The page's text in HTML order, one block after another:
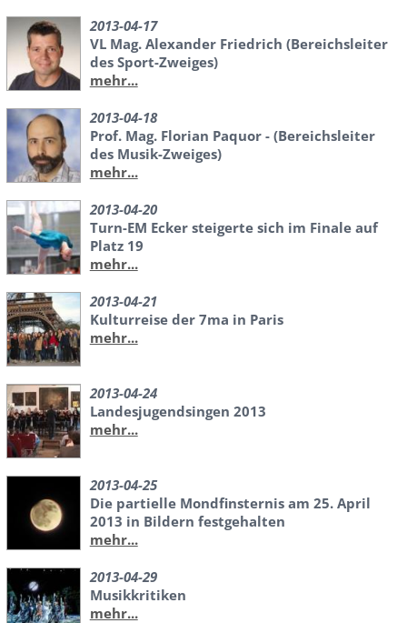
2013-04-17
VL Mag. Alexander Friedrich (Bereichsleiter
des Sport-Zweiges)
mehr...
2013-04-18
Prof. Mag. Florian Paquor - (Bereichsleiter
des Musik-Zweiges)
mehr...
2013-04-20
Turn-EM Ecker steigerte sich im Finale auf
Platz 19
mehr...
2013-04-21
Kulturreise der 7ma in Paris
mehr...
2013-04-24
Landesjugendsingen 2013
mehr...
2013-04-25
Die partielle Mondfinsternis am 25. April
2013 in Bildern festgehalten
mehr...
2013-04-29
Musikkritiken
mehr...